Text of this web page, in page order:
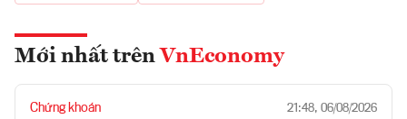
Mới nhất trên VnEconomy
Chứng khoán 21:48, 06/08/2026